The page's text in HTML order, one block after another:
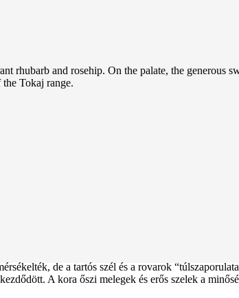
rhubarb and rosehip. On the palate, the generous
Tokaj range.
de a tartós szél és a rovarok
A kora őszi melegek és erős szelek a